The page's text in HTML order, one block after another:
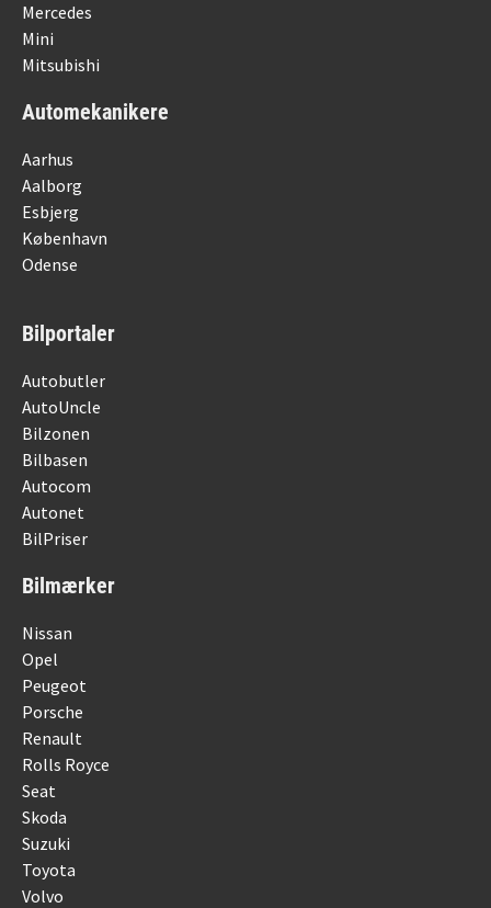
Mercedes
Mini
Mitsubishi
Automekanikere
Aarhus
Aalborg
Esbjerg
København
Odense
Bilportaler
Autobutler
AutoUncle
Bilzonen
Bilbasen
Autocom
Autonet
BilPriser
Bilmærker
Nissan
Opel
Peugeot
Porsche
Renault
Rolls Royce
Seat
Skoda
Suzuki
Toyota
Volvo